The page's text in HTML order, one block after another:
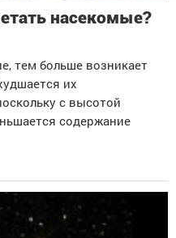
насекомые?
тем больше возникает
их
с высотой
содержание